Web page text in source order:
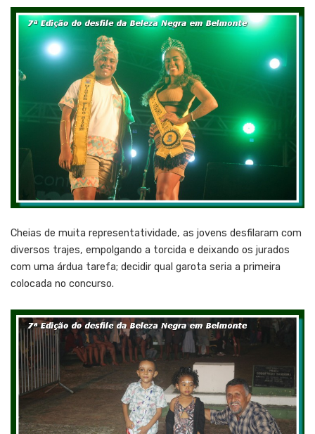
Cheias de muita representatividade, as jovens desfilaram com
diversos trajes, empolgando a torcida e deixando os jurados
com uma árdua tarefa; decidir qual garota seria a primeira
colocada no concurso.